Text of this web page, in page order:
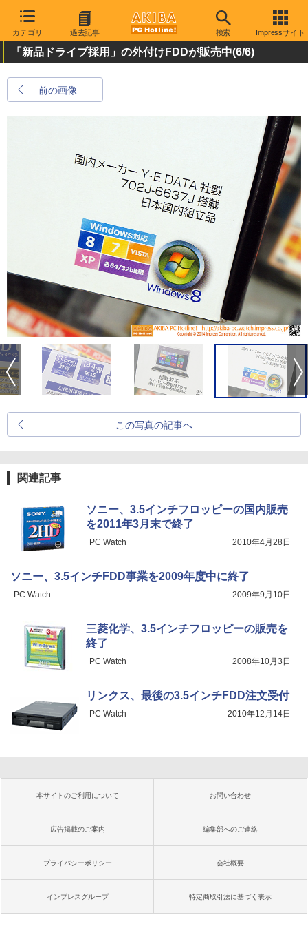
カテゴリ 過去記事 検索 Impressサイト
「新品ドライブ採用」の外付けFDDが販売中(6/6)
前の画像
この写真の記事へ
関連記事
ソニー、3.5インチフロッピーの国内販売
を2011年3月末で終了
PC Watch 2010年4月28日
ソニー、3.5インチFDD事業を2009年度中に終了
PC Watch 2009年9月10日
三菱化学、3.5インチフロッピーの販売を
終了
PC Watch 2008年10月3日
リンクス、最後の3.5インチFDD注文受付
PC Watch 2010年12月14日
本サイトのご利用について お問い合わせ
広告掲載のご案内 編集部へのご連絡
プライバシーポリシー 会社概要
インプレスグループ 特定商取引法に基づく表示